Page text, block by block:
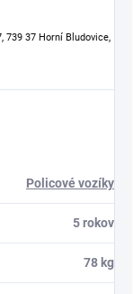
739 37 Horní Bludovice,
Policové vozíky
5 rokov
78 kg